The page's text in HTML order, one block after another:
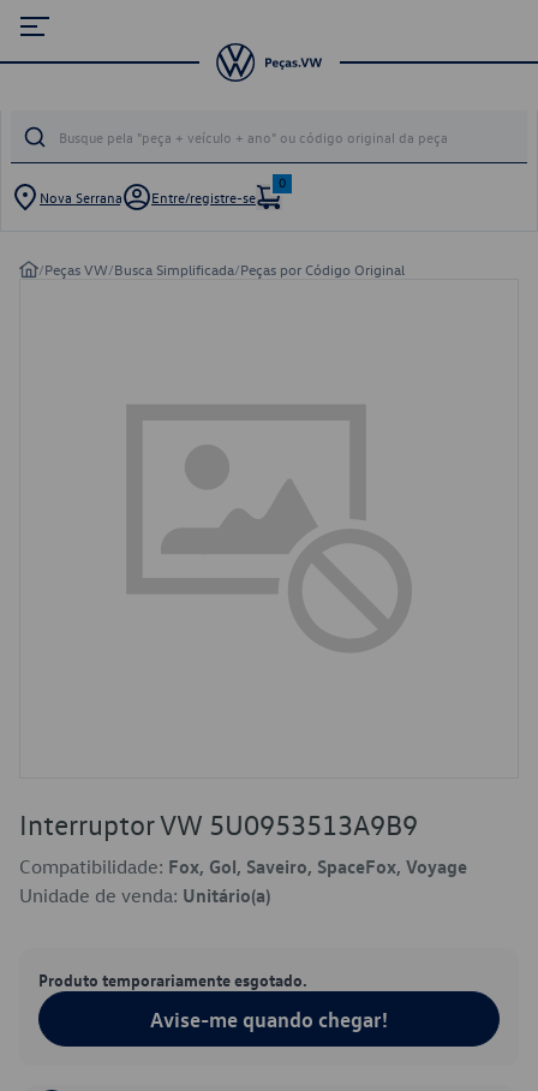
Nova Serrana Entre/registre-se
0
/Peças VW/Busca Simplificada/Peças por Código Original
Interruptor VW 5U0953513A9B9
Compatibilidade: Fox, Gol, Saveiro, SpaceFox, Voyage
Unidade de venda: Unitário(a)
Produto temporariamente esgotado.
Avise-me quando chegar!